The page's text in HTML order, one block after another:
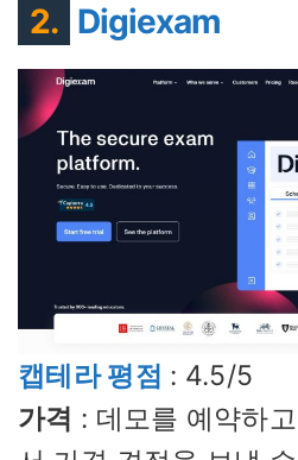
2. Digiexam
캡테라 평점 : 4.5/5
가격 : 데모를 예약하